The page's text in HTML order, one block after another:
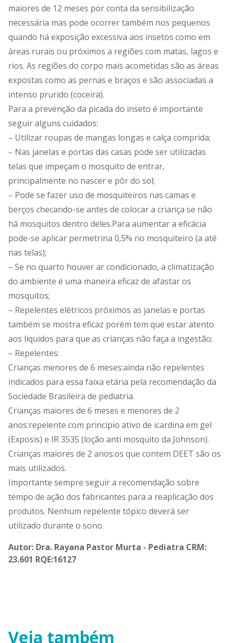
maiores de 12 meses por conta da sensibilização
necessária mas pode ocorrer também nos pequenos
quando há exposição excessiva aos insetos como em
áreas rurais ou próximos a regiões com matas, lagos e
rios. As regiões do corpo mais acometidas são as áreas
expostas como as pernas e braços e são associadas a
intenso prurido (coceira).
Para a prevenção da picada do inseto é importante
seguir alguns cuidados:
– Utilizar roupas de mangas longas e calça comprida;
– Nas janelas e portas das casas pode ser utilizadas
telas que impeçam o mosquito de entrar,
principalmente no nascer e pôr do sol;
– Pode se fazer uso de mosquiteiros nas camas e
berços checando-se antes de colocar a criança se não
há mosquitos dentro deles.Para aumentar a eficácia
pode-se aplicar permetrina 0,5% no mosquiteiro (a até
nas telas);
– Se no quarto houver ar condicionado, a climatização
do ambiente é uma maneira eficaz de afastar os
mosquitos;
– Repelentes elétricos próximos as janelas e portas
também se mostra eficaz porém tem que estar atento
aos líquidos para que as crianças não faça a ingestão;
– Repelentes:
Crianças menores de 6 meses:ainda não repelentes
indicados para essa faixa etária pela recomendação da
Sociedade Brasileira de pediatria.
Crianças maiores de 6 meses e menores de 2
anos:repelente com princípio ativo de icardina em gel
(Exposis) e IR 3535 (loção anti mosquito da Johnson).
Crianças maiores de 2 anos:os que contem DEET são os
mais utilizados.
Importante sempre seguir a recomendação sobre
tempo de ação dos fabricantes para a reaplicação dos
produtos. Nenhum repelente tópico deverá ser
utilizado durante o sono.
Autor: Dra. Rayana Pastor Murta - Pediatra CRM:
23.601 RQE:16127
Veja também